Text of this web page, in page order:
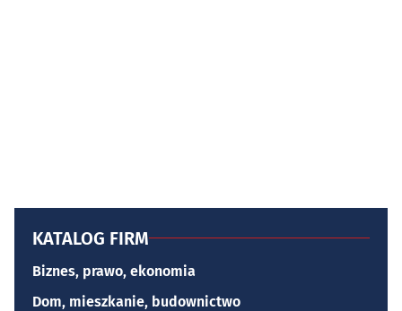
KATALOG FIRM
Biznes, prawo, ekonomia
Dom, mieszkanie, budownictwo